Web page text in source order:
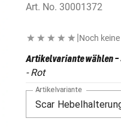
Art. No. 30001372
|Noch
Artikelvariante wählen-
- Rot
Artikelvariante